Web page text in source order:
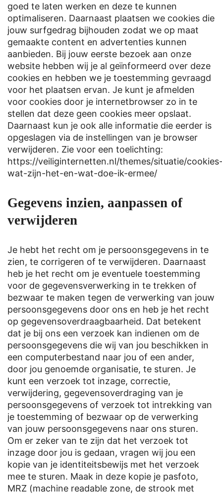
goed te laten werken en deze te kunnen
optimaliseren. Daarnaast plaatsen we cookies die
jouw surfgedrag bijhouden zodat we op maat
gemaakte content en advertenties kunnen
aanbieden. Bij jouw eerste bezoek aan onze
website hebben wij je al geïnformeerd over deze
cookies en hebben we je toestemming gevraagd
voor het plaatsen ervan. Je kunt je afmelden
voor cookies door je internetbrowser zo in te
stellen dat deze geen cookies meer opslaat.
Daarnaast kun je ook alle informatie die eerder is
opgeslagen via de instellingen van je browser
verwijderen. Zie voor een toelichting:
https://veiliginternetten.nl/themes/situatie/
wat-zijn-het-en-wat-doe-ik-ermee/
Gegevens inzien, aanpassen of
verwijderen
Je hebt het recht om je persoonsgegevens in te
zien, te corrigeren of te verwijderen. Daarnaast
heb je het recht om je eventuele toestemming
voor de gegevensverwerking in te trekken of
bezwaar te maken tegen de verwerking van jouw
persoonsgegevens door ons en heb je het recht
op gegevensoverdraagbaarheid. Dat betekent
dat je bij ons een verzoek kan indienen om de
persoonsgegevens die wij van jou beschikken in
een computerbestand naar jou of een ander,
door jou genoemde organisatie, te sturen. Je
kunt een verzoek tot inzage, correctie,
verwijdering, gegevensoverdraging van je
persoonsgegevens of verzoek tot intrekking van
je toestemming of bezwaar op de verwerking
van jouw persoonsgegevens naar ons sturen.
Om er zeker van te zijn dat het verzoek tot
inzage door jou is gedaan, vragen wij jou een
kopie van je identiteitsbewijs met het verzoek
mee te sturen. Maak in deze kopie je pasfoto,
MRZ (machine readable zone, de strook met